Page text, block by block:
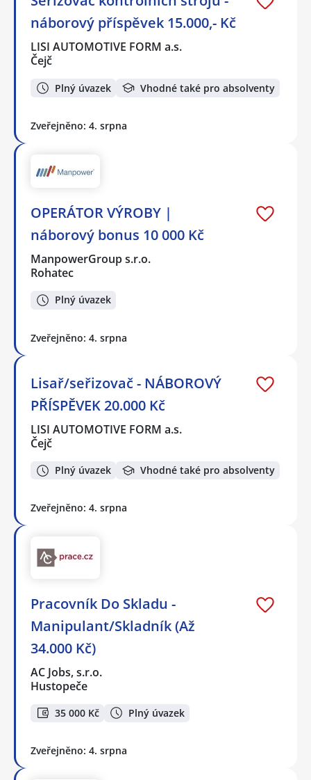
náborový příspěvek 15.000,- Kč
LISI AUTOMOTIVE FORM a.s.
Čejč
Plný úvazek Vhodné také pro absolventy
Zveřejněno: 4. srpna
OPERÁTOR VÝROBY |
náborový bonus 10 000 Kč
ManpowerGroup s.r.o.
Rohatec
Plný úvazek
Zveřejněno: 4. srpna
Lisař/seřizovač - NÁBOROVÝ
PŘÍSPĚVEK 20.000 Kč
LISI AUTOMOTIVE FORM a.s.
Čejč
Plný úvazek Vhodné také pro absolventy
Zveřejněno: 4. srpna
Pracovník Do Skladu -
Manipulant/Skladník (Až
34.000 Kč)
AC Jobs, s.r.o.
Hustopeče
35 000 Kč Plný úvazek
Zveřejněno: 4. srpna